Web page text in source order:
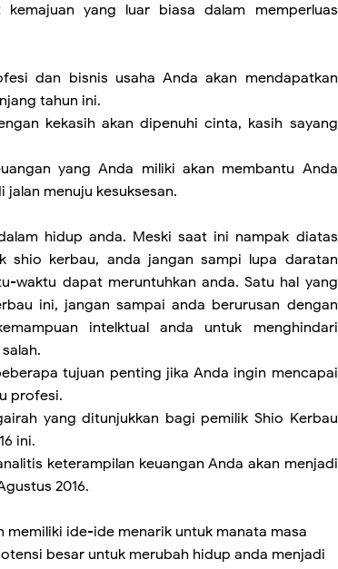
yang luar biasa dalam memperluas
dan bisnis usaha Anda akan mendapatkan
tahun ini.
kekasih akan dipenuhi cinta, kasih sayang
yang Anda miliki akan membantu Anda
menuju kesuksesan.
hidup anda. Meski saat ini nampak diatas
shio kerbau, anda jangan sampi lupa daratan
waktu dapat meruntuhkan anda. Satu hal yang
ini, jangan sampai anda berurusan dengan
intelktual anda untuk menghindari
tujuan penting jika Anda ingin mencapai
profesi.
yang ditunjukkan bagi pemilik Shio Kerbau
ini.
keterampilan keuangan Anda akan menjadi
2016.
memiliki ide-ide menarik untuk manata masa
besar untuk merubah hidup anda menjadi